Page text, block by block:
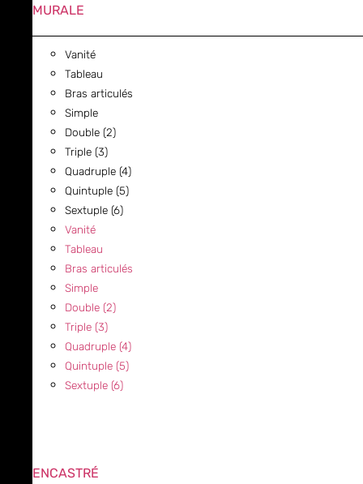
MURALE
Vanité
Tableau
Bras articulés
Simple
Double (2)
Triple (3)
Quadruple (4)
Quintuple (5)
Sextuple (6)
Vanité
Tableau
Bras articulés
Simple
Double (2)
Triple (3)
Quadruple (4)
Quintuple (5)
Sextuple (6)
ENCASTRÉ